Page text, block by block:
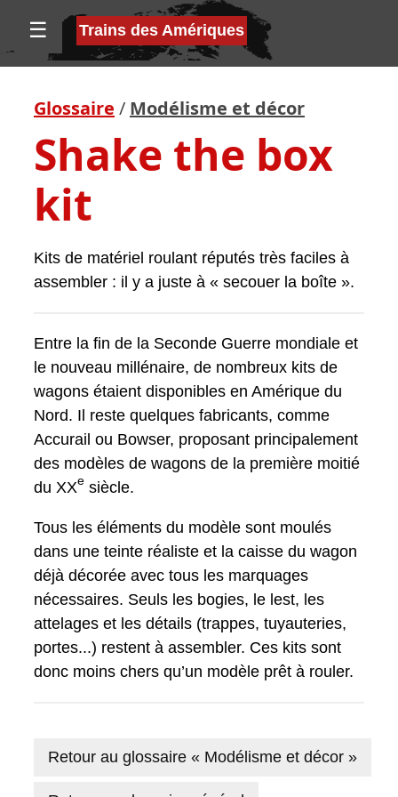
☰ Trains des Amériques
Glossaire / Modélisme et décor
Shake the box
kit
Kits de matériel roulant réputés très faciles à
assembler : il y a juste à « secouer la boîte ».
Entre la fin de la Seconde Guerre mondiale et
le nouveau millénaire, de nombreux kits de
wagons étaient disponibles en Amérique du
Nord. Il reste quelques fabricants, comme
Accurail ou Bowser, proposant principalement
des modèles de wagons de la première moitié
du XXe siècle.
Tous les éléments du modèle sont moulés
dans une teinte réaliste et la caisse du wagon
déjà décorée avec tous les marquages
nécessaires. Seuls les bogies, le lest, les
attelages et les détails (trappes, tuyauteries,
portes...) restent à assembler. Ces kits sont
donc moins chers qu’un modèle prêt à rouler.
Retour au glossaire « Modélisme et décor »